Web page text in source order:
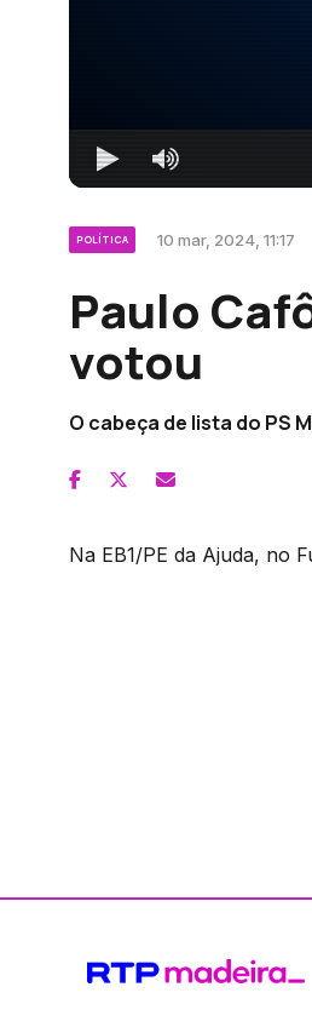
POLÍTICA 10 mar, 2024, 11:17
Paulo
votou
O cabeça de lista do PS
Na EB1/PE da Ajuda, no